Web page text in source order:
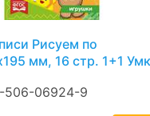
Рисуем по
мм, 16 стр. 1+1
506-06924-9